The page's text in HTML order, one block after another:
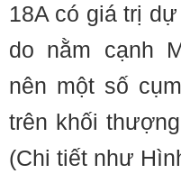
18A có giá trị
do nằm cạnh
nên một số
trên khối
(Chi tiết như